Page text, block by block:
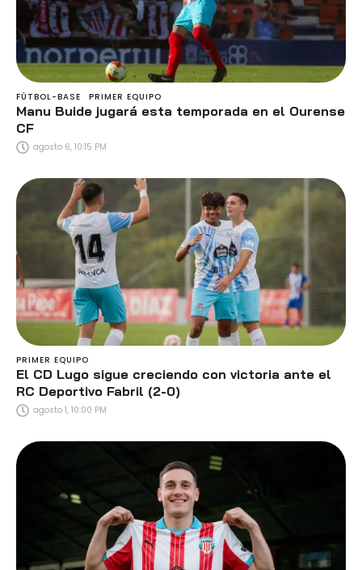
FÚTBOL-BASE PRIMER EQUIPO
Manu Buide jugará esta temporada en el Ourense
CF
agosto 6, 10:15 PM
PRIMER EQUIPO
El CD Lugo sigue creciendo con victoria ante el
RC Deportivo Fabril (2-0)
agosto 1, 10:00 PM